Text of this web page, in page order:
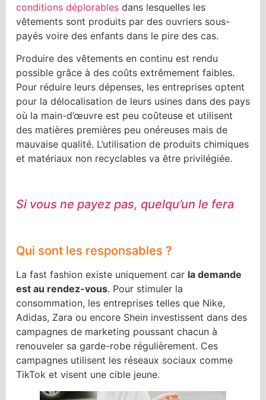
conditions déplorables dans lesquelles les
vêtements sont produits par des ouvriers sous-
payés voire des enfants dans le pire des cas.
Produire des vêtements en continu est rendu
possible grâce à des coûts extrêmement faibles.
Pour réduire leurs dépenses, les entreprises optent
pour la délocalisation de leurs usines dans des pays
où la main-d’œuvre est peu coûteuse et utilisent
des matières premières peu onéreuses mais de
mauvaise qualité. L’utilisation de produits chimiques
et matériaux non recyclables va être privilégiée.
Si vous ne payez pas, quelqu’un le fera
Qui sont les responsables ?
La fast fashion existe uniquement car la demande
est au rendez-vous. Pour stimuler la
consommation, les entreprises telles que Nike,
Adidas, Zara ou encore Shein investissent dans des
campagnes de marketing poussant chacun à
renouveler sa garde-robe régulièrement. Ces
campagnes utilisent les réseaux sociaux comme
TikTok et visent une cible jeune.